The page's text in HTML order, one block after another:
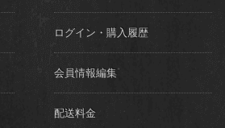
ログイン・購入履歴
会員情報編集
配送料金